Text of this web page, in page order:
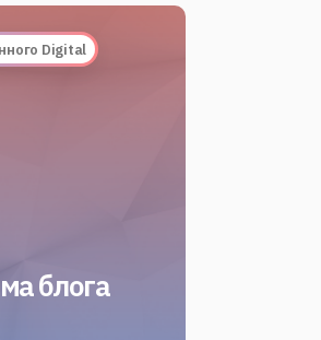
Digital
блога